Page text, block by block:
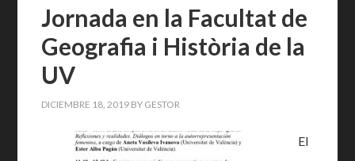
Jornada en la Facultat de
Geografia i Història de la
UV
DICIEMBRE 18, 2019 BY GESTOR
El